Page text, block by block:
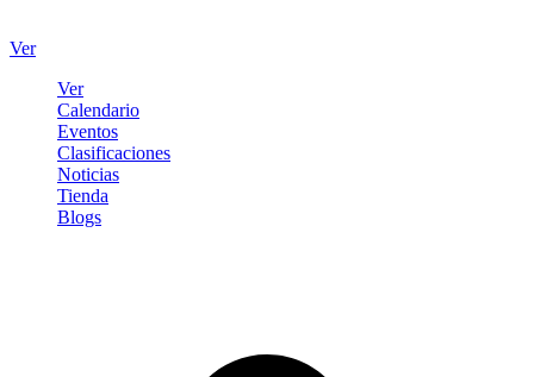
Ver
Ver
Calendario
Eventos
Clasificaciones
Noticias
Tienda
Blogs